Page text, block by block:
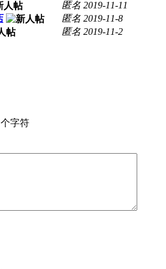
匿名 2019-11-11
匿名 2019-11-8
匿名 2019-11-2
个字符